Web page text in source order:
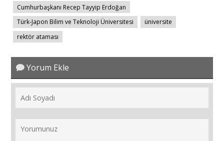
Cumhurbaşkanı Recep Tayyip Erdoğan
Türk-Japon Bilim ve Teknoloji Üniversitesi
üniversite
rektör ataması
Yorum Ekle